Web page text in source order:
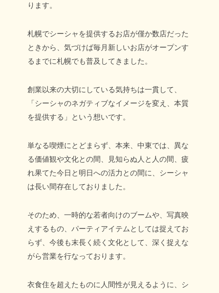
ります。
札幌でシーシャを提供するお店が僅か数店だった
ときから、 気づけば毎月新しいお店がオープンす
るまでに札幌でも普及してきました。
創業以来の大切にしている気持ちは一貫して、
「シーシャのネガティブなイメージを変え、本質
を提供する」という想いです。
単なる喫煙にとどまらず、本来、中東では、異な
る価値観や文化との間、見知らぬ人と人の間、疲
れ果てた今日と明日への活力との間に、シーシャ
は長い間存在しておりました。
そのため、一時的な若者向けのブームや、写真映
えするもの、パーティアイテムとしては捉えてお
らず、今後も末長く続く文化として、深く捉えな
がら営業を行なっております。
衣食住を超えたものに人間性が見えるように、シ